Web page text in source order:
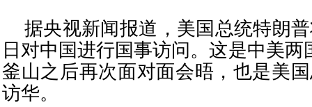
据央视新闻报道，美国总统特朗
日对中国进行国事访问。这是中美两
釜山之后再次面对面会晤，也是美
访华。